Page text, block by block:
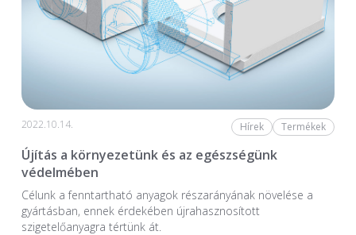
2022.10.14. Hírek Termékek
Újítás a környezetünk és az egészségünk
védelmében
Célunk a fenntartható anyagok részarányának növelése a
gyártásban, ennek érdekében újrahasznosított
szigetelőanyagra tértünk át.